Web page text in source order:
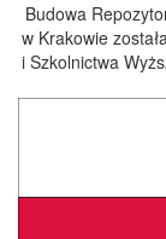
Budowa
w Krakowie
i Szkolnictwa